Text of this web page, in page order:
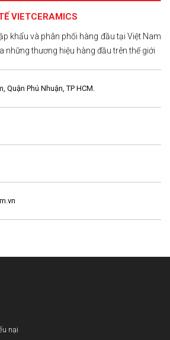
VIETCERAMICS
khẩu và phân phối hàng đầu tại Việt Nam
những thương hiệu hàng đầu trên thế giới
Quận Phú Nhuận, TP HCM.
nại